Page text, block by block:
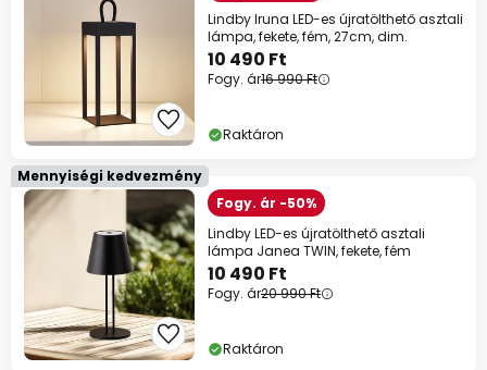
Lindby Iruna LED-es újratölthető asztali
lámpa, fekete, fém, 27cm, dim.
10 490 Ft
Fogy. ár16 990 Ft
Raktáron
Mennyiségi kedvezmény
Fogy. ár -50%
Lindby LED-es újratölthető asztali
lámpa Janea TWIN, fekete, fém
10 490 Ft
Fogy. ár20 990 Ft
Raktáron